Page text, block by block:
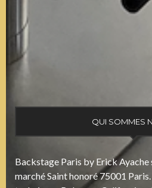
QUI SOMMES
Backstage Paris by Erick Ayache
marché Saint honoré 75001